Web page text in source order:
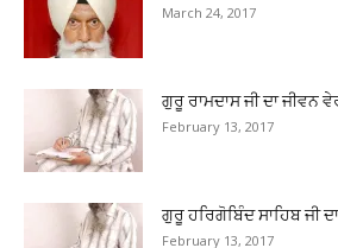
March 24, 2017
ਗੁਰੂ ਰਾਮਦਾਸ ਜੀ ਦਾ ਜੀਵਨ
February 13, 2017
ਗੁਰੂ ਹਰਿਗੋਬਿੰਦ ਸਾਹਿਬ ਜੀ
February 13, 2017